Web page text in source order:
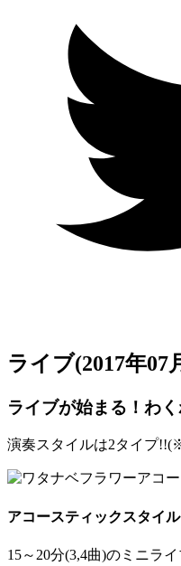
ライブ(2017年07
ライブが始まる！わ
演奏スタイルは2タイプ!!(
アコースティックスタイル
15～20分(3,4曲)のミニラ